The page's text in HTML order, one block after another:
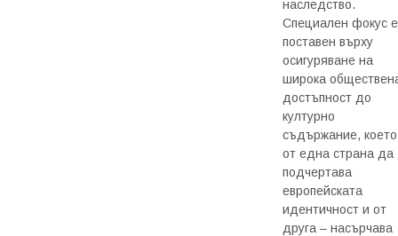
наследство.
Специален фокус е
поставен върху
осигуряване на
широка
достъпност до
културно
съдържание, което
от една страна да
подчертава
европейската
идентичност и от
друга – насърчава